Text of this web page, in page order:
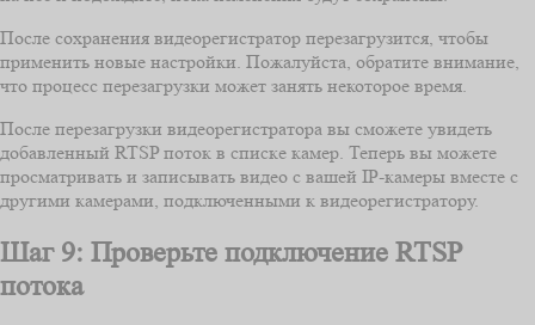
После сохранения видеорегистратор перезагрузится, чтобы
применить новые настройки. Пожалуйста, обратите внимание,
что процесс перезагрузки может занять некоторое время.
После перезагрузки видеорегистратора вы сможете увидеть
добавленный RTSP поток в списке камер. Теперь вы можете
просматривать и записывать видео с вашей IP-камеры вместе с
другими камерами, подключенными к видеорегистратору.
Шаг 9: Проверьте подключение RTSP
потока